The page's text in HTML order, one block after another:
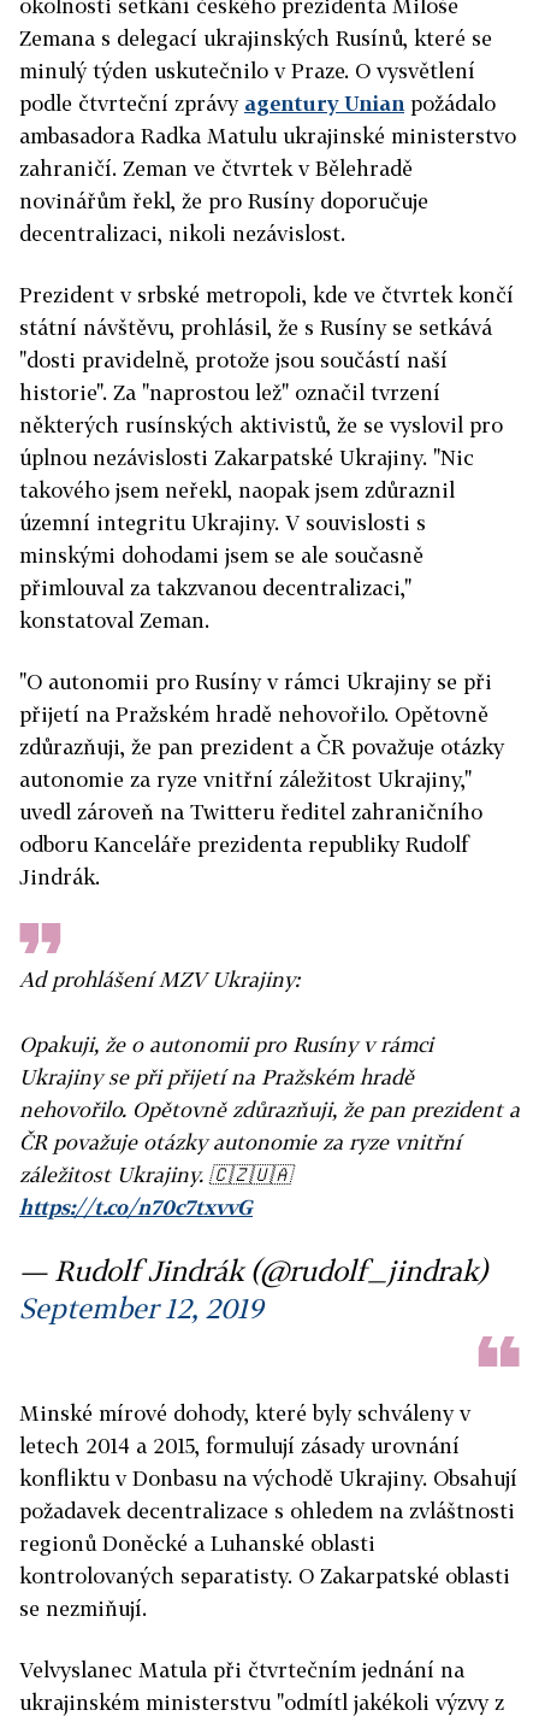
okolnosti setkání českého prezidenta Miloše
Zemana s delegací ukrajinských Rusínů, které se
minulý týden uskutečnilo v Praze. O vysvětlení
podle čtvrteční zprávy agentury Unian požádalo
ambasadora Radka Matulu ukrajinské ministerstvo
zahraničí. Zeman ve čtvrtek v Bělehradě
novinářům řekl, že pro Rusíny doporučuje
decentralizaci, nikoli nezávislost.
Prezident v srbské metropoli, kde ve čtvrtek končí
státní návštěvu, prohlásil, že s Rusíny se setkává
"dosti pravidelně, protože jsou součástí naší
historie". Za "naprostou lež" označil tvrzení
některých rusínských aktivistů, že se vyslovil pro
úplnou nezávislosti Zakarpatské Ukrajiny. "Nic
takového jsem neřekl, naopak jsem zdůraznil
územní integritu Ukrajiny. V souvislosti s
minskými dohodami jsem se ale současně
přimlouval za takzvanou decentralizaci,"
konstatoval Zeman.
"O autonomii pro Rusíny v rámci Ukrajiny se při
přijetí na Pražském hradě nehovořilo. Opětovně
zdůrazňuji, že pan prezident a ČR považuje otázky
autonomie za ryze vnitřní záležitost Ukrajiny,"
uvedl zároveň na Twitteru ředitel zahraničního
odboru Kanceláře prezidenta republiky Rudolf
Jindrák.
Ad prohlášení MZV Ukrajiny:
Opakuji, že o autonomii pro Rusíny v rámci
Ukrajiny se při přijetí na Pražském hradě
nehovořilo. Opětovně zdůrazňuji, že pan prezident a
ČR považuje otázky autonomie za ryze vnitřní
záležitost Ukrajiny. 🇨🇿🇺🇦
https://t.co/n70c7txvvG
— Rudolf Jindrák (@rudolf_jindrak)
September 12, 2019
Minské mírové dohody, které byly schváleny v
letech 2014 a 2015, formulují zásady urovnání
konfliktu v Donbasu na východě Ukrajiny. Obsahují
požadavek decentralizace s ohledem na zvláštnosti
regionů Doněcké a Luhanské oblasti
kontrolovaných separatisty. O Zakarpatské oblasti
se nezmiňují.
Velvyslanec Matula při čtvrtečním jednání na
ukrajinském ministerstvu "odmítl jakékoli výzvy z